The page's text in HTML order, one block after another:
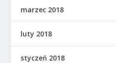
marzec 2018
luty 2018
styczeń 2018